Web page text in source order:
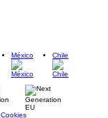
México Chile
Cookies